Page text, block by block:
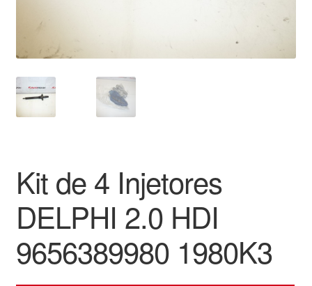
Pagamentos
Procedimento de Reclamação
Sobre nós
Termos e Condições
Transporte
Kit de 4 Injetores
DELPHI 2.0 HDI
9656389980 1980K3